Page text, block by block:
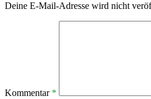
Deine E-Mail-Adresse wird nicht
Kommentar *